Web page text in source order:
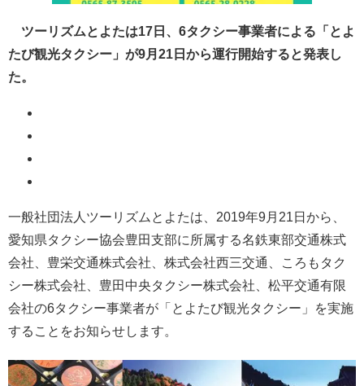
ツーリズムとよたは17日、6タクシー事業者による「とよ
たび観光タクシー」が9月21日から運行開始すると発表し
た。
一般社団法人ツーリズムとよたは、2019年9月21日から、
愛知県タクシー協会豊田支部に所属する名鉄東部交通株式
会社、豊栄交通株式会社、株式会社西三交通、ころもタク
シー株式会社、豊田中央タクシー株式会社、松平交通有限
会社の6タクシー事業者が「とよたび観光タクシー」を実施
することをお知らせします。